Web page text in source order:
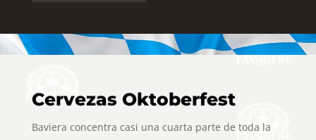
Cervezas Oktoberfest
Baviera concentra casi una cuarta parte de toda la